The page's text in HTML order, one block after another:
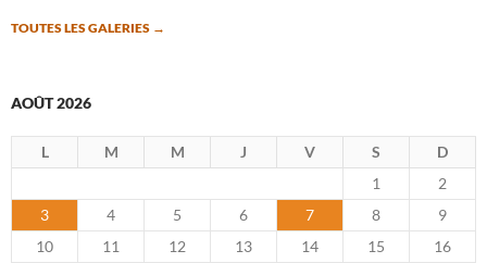
TOUTES LES GALERIES →
AOÛT 2026
L M M J V S
D
1
2
3
4 5 6 7 8
9
10
11 12 13 14 15
16